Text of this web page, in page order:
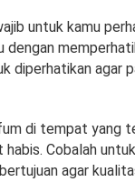
untuk kamu
dengan
diperhatikan agar
di tempat yang
Cobalah
agar